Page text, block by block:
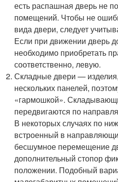
есть распашная дверь не
помещений. Чтобы не
вида двери, следует
Если при движении дверь
необходимо приобретать
соответственно, левую.
Складные двери —
нескольких панелей,
«гармошкой».
передвигаются по
В некоторых случаях по
встроенный в
бесшумное перемещение
дополнительный стопор
положении. Подобный